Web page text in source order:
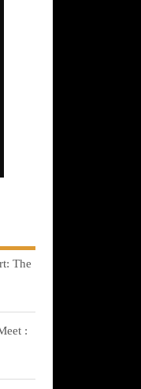
The
: